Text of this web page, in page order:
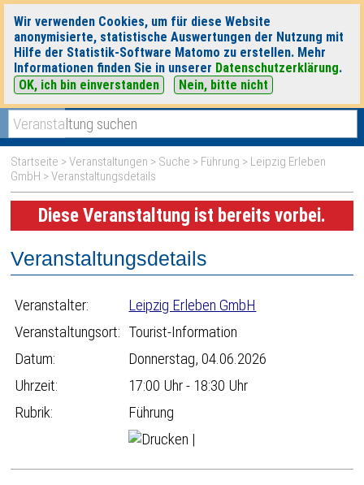
Wir verwenden Cookies, um für diese Website
anonymisierte, statistische Auswertungen der Nutzung mit
Hilfe der Statistik-Software Matomo zu erstellen. Mehr
Informationen finden Sie in unserer Datenschutzerklärung.
OK, ich bin einverstanden
Nein, bitte nicht
heute|morgen|
Startseite >Veranstaltungen > Suche > Führung > Leipzig Erleben
GmbH > Veranstaltungsdetails
Diese Veranstaltung ist bereits vorbei.
Veranstaltungsdetails
Veranstalter:
Leipzig Erleben GmbH
Veranstaltungsort: Tourist-Information
Datum:
Donnerstag, 04.06.2026
Uhrzeit:
17:00 Uhr - 18:30 Uhr
Rubrik:
Führung
|